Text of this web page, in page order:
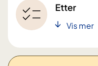
Etter
Vis mer